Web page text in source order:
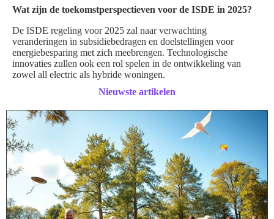
Wat zijn de toekomstperspectieven voor de ISDE in 2025?
De ISDE regeling voor 2025 zal naar verwachting
veranderingen in subsidiebedragen en doelstellingen voor
energiebesparing met zich meebrengen. Technologische
innovaties zullen ook een rol spelen in de ontwikkeling van
zowel all electric als hybride woningen.
Nieuwste artikelen